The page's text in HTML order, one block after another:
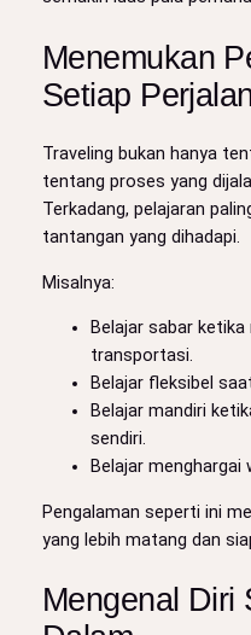
Menemukan
Setiap
Traveling bukan hanya
tentang proses yang
Terkadang, pelajaran
tantangan yang dihadapi.
Misalnya:
Belajar sabar
transportasi.
Belajar fleksibel
Belajar mandiri
sendiri.
Belajar
Pengalaman seperti ini
yang lebih matang dan
Mengenal Diri